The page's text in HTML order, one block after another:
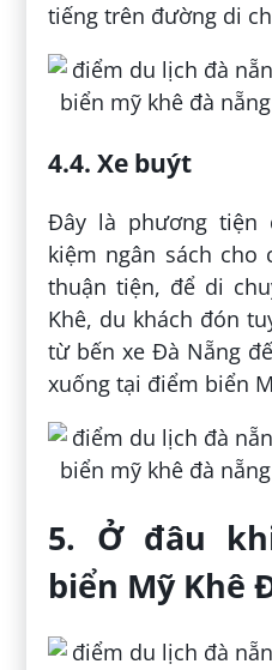
tiếng trên đường di
4.4. Xe buýt
Đây là phương tiện
kiệm ngân sách cho
thuận tiện, để di
Khê, du khách đón
từ bến xe Đà Nẵng
xuống tại điểm biển
5. Ở đâu
biển Mỹ Khê